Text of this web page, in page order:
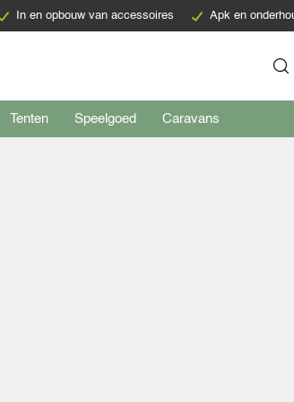
In en opbouw van accessoires Apk en
Tenten Speelgoed Caravans